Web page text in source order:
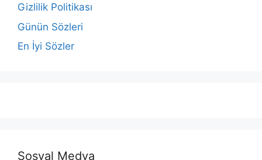
Gizlilik Politikası
Günün Sözleri
En İyi Sözler
Sosyal Medya